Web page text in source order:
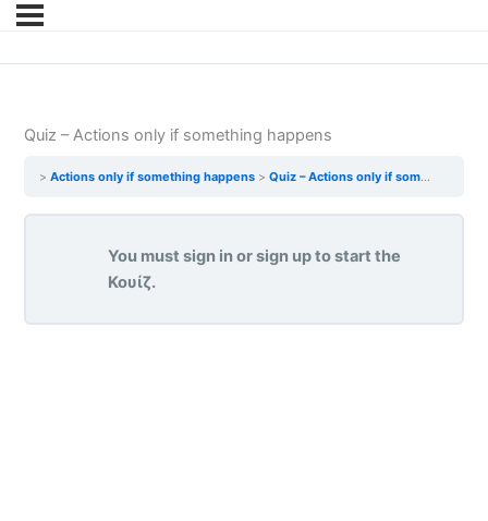
Quiz – Actions only if something happens
Actions only if something happens Quiz – Actions only if something happens
You must sign in or sign up to start the
Κουίζ.